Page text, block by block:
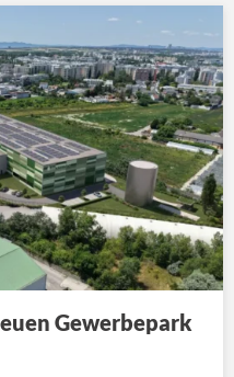
Gewerbepark